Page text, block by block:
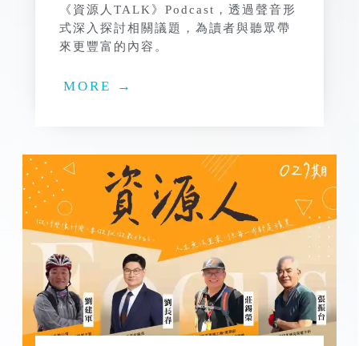
《資源人TALK》Podcast，透過聲音形
式深入探討相關議題，為讀者與聽眾帶
來更豐富的內容。
MORE →